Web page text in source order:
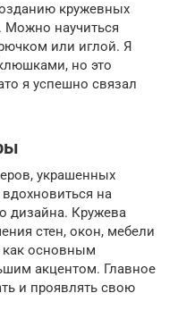
кружевных
Можно научиться
или иглой. Я
но это
я успешно связал
украшенных
на
дизайна. Кружева
стен, окон, мебели
как основным
акцентом. Главное
и проявлять свою